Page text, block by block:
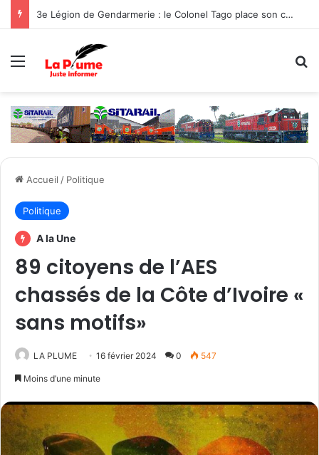
3e Légion de Gendarmerie : le Colonel Tago place son commandement sous le signe de la protection des populations
Menu
Accueil / Politique
Politique
A la Une
89 citoyens de l’AES
chassés de la Côte d’Ivoire «
sans motifs»
LA PLUME 16 février 2024 0 547
Moins d’une minute